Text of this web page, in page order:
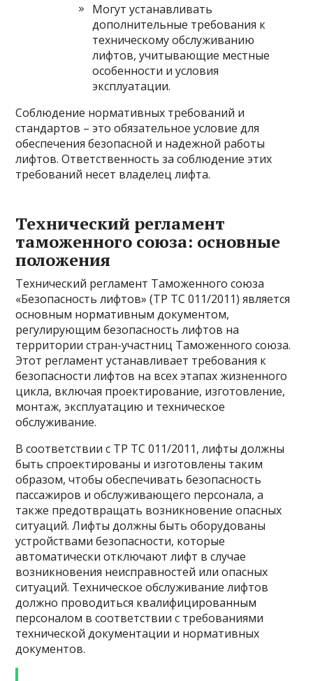
Могут устанавливать
дополнительные требования к
техническому обслуживанию
лифтов, учитывающие местные
особенности и условия
эксплуатации.
Соблюдение нормативных требований и
стандартов – это обязательное условие для
обеспечения безопасной и надежной работы
лифтов. Ответственность за соблюдение этих
требований несет владелец лифта.
Технический регламент
таможенного союза: основные
положения
Технический регламент Таможенного союза
«Безопасность лифтов» (ТР ТС 011/2011) является
основным нормативным документом,
регулирующим безопасность лифтов на
территории стран-участниц Таможенного союза.
Этот регламент устанавливает требования к
безопасности лифтов на всех этапах жизненного
цикла, включая проектирование, изготовление,
монтаж, эксплуатацию и техническое
обслуживание.
В соответствии с ТР ТС 011/2011, лифты должны
быть спроектированы и изготовлены таким
образом, чтобы обеспечивать безопасность
пассажиров и обслуживающего персонала, а
также предотвращать возникновение опасных
ситуаций. Лифты должны быть оборудованы
устройствами безопасности, которые
автоматически отключают лифт в случае
возникновения неисправностей или опасных
ситуаций. Техническое обслуживание лифтов
должно проводиться квалифицированным
персоналом в соответствии с требованиями
технической документации и нормативных
документов.